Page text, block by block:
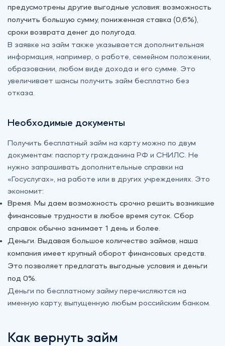
предусмотрены другие выгодные условия: возможность
получить большую сумму, пониженная ставка (0,6%),
сроки возврата денег до полугода.
В заявке на займ также указывается дополнительная
информация, например, о работе, семейном положении,
образовании, любом виде дохода и его сумме. Это
увеличивает шансы получить займ бесплатно без
отказа.
Необходимые документы
Получить бесплатный займ на карту можно по двум
документам: паспорту гражданина РФ и СНИЛС. Не
нужно запрашивать дополнительные справки на
«‎Госуслугах», на работе или в других учреждениях. Это
экономит:
Время. Мы даем возможность срочно решить возникшие
финансовые трудности в любое время суток. Сбор
справок обычно занимает 1 день и более.
Деньги. Выдавая большое количество займов, наша
компания имеет крупный оборот финансовых средств.
Это позволяет предлагать выгодные условия и деньги
под 0%.
Деньги по бесплатному займу перечисляются на
именную карту, выпущенную любым российским банком.
Как вернуть займ